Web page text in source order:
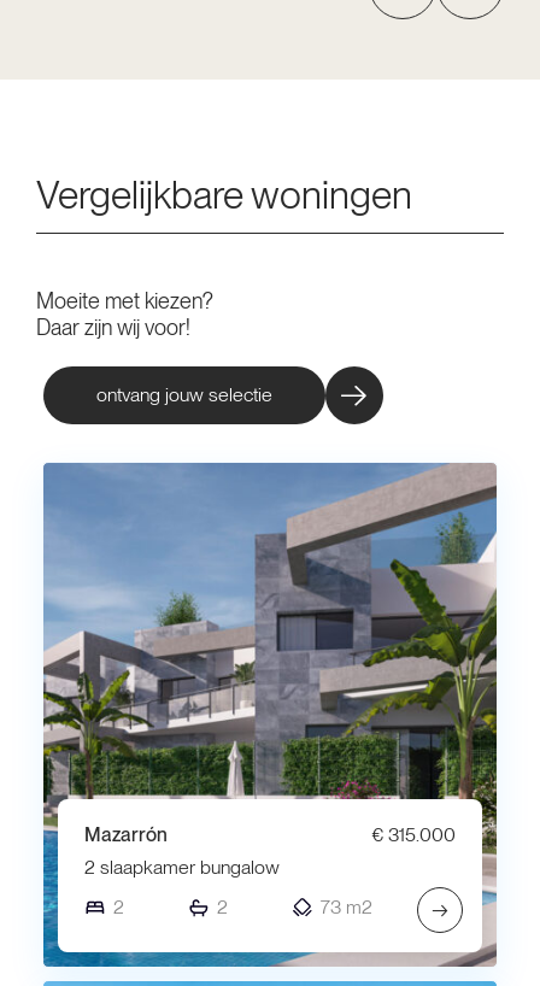
Vergelijkbare woningen
Moeite met kiezen?
Daar zijn wij voor!
ontvang jouw selectie
Mazarrón
€ 315.000
2 slaapkamer bungalow
2
2 73 m2 →